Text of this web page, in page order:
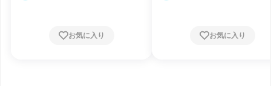
お気に入り お気に入り